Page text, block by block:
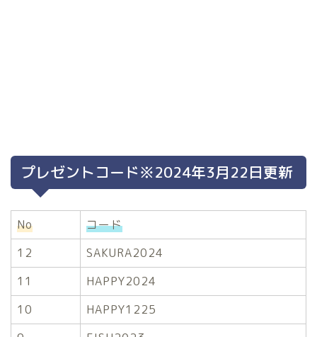
プレゼントコード※2024年3月22日更新
No
コード
12
SAKURA2024
11
HAPPY2024
10
HAPPY1225